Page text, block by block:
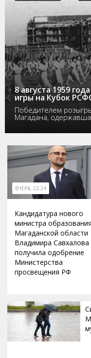
8 августа 1959
игры на Кубок
Победителем
Магадана,
ВЧЕРА, 22:24
Кандидатура нового
министра образования
Магаданской области
Владимира Савхалова
получила одобрение
Министерства
просвещения РФ